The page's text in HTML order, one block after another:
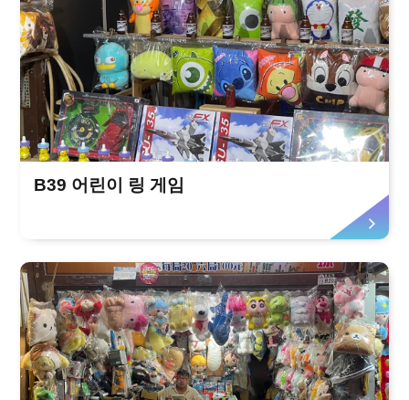
B39 어린이 링 게임